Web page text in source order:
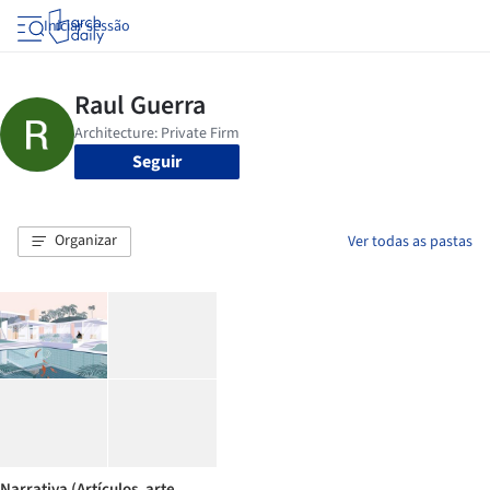
Iniciar sessão
Seguir
Organizar Ver todas as pastas